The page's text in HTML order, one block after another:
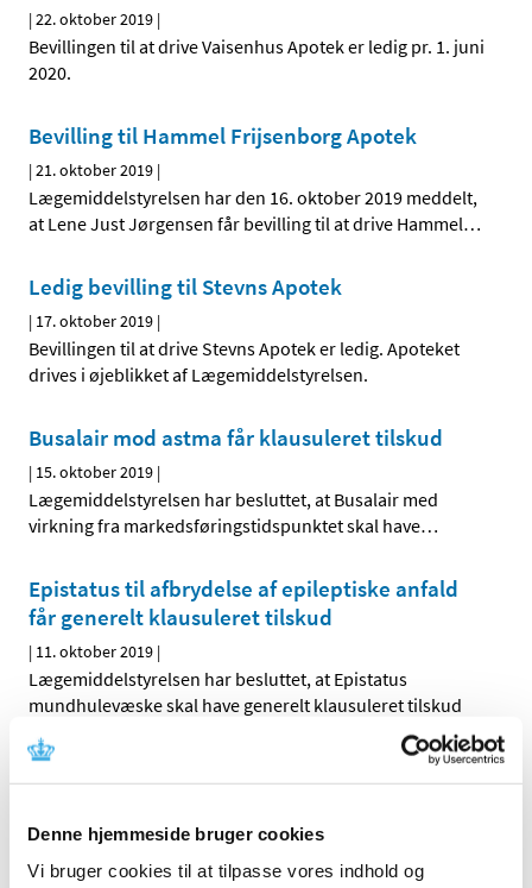
Denne hjemmeside bruger cookies
Vi bruger cookies til at tilpasse vores indhold og
|22. oktober 2019 |
Bevillingen til at drive Vaisenhus Apotek er ledig pr. 1. juni
2020.
Bevilling til Hammel Frijsenborg Apotek
|21. oktober 2019 |
Lægemiddelstyrelsen har den 16. oktober 2019 meddelt,
at Lene Just Jørgensen får bevilling til at drive Hammel…
Ledig bevilling til Stevns Apotek
| 17. oktober 2019 |
Bevillingen til at drive Stevns Apotek er ledig. Apoteket
drives i øjeblikket af Lægemiddelstyrelsen.
Busalair mod astma får klausuleret tilskud
| 15. oktober 2019 |
Lægemiddelstyrelsen har besluttet, at Busalair med
virkning fra markedsføringstidspunktet skal have…
Epistatus til afbrydelse af epileptiske anfald
får generelt klausuleret tilskud
| 11. oktober 2019 |
Lægemiddelstyrelsen har besluttet, at Epistatus
mundhulevæske skal have generelt klausuleret tilskud
Lægemiddelstyrelsen inviterer til Fagligt
|11. oktober 2019|
Hvorfor kan man opleve at gå forgæves, når man vil hente